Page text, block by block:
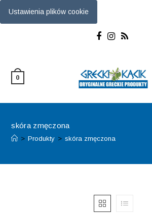
Ustawienia plików cookie
0
skóra zmęczona
> Produkty > skóra zmęczona